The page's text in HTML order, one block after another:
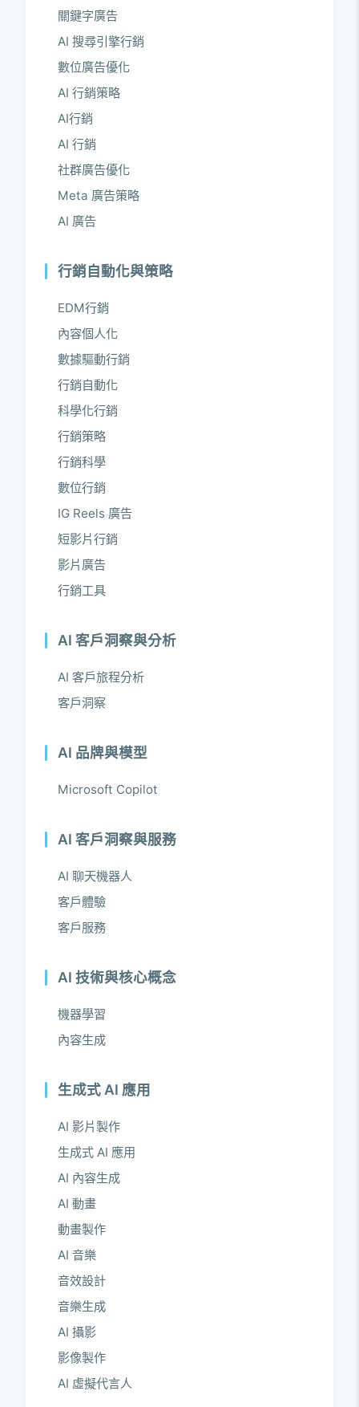
關鍵字廣告
AI 搜尋引擎行銷
數位廣告優化
AI 行銷策略
AI行銷
AI 行銷
社群廣告優化
Meta 廣告策略
AI 廣告
行銷自動化與策略
EDM行銷
內容個人化
數據驅動行銷
行銷自動化
科學化行銷
行銷策略
行銷科學
數位行銷
IG Reels 廣告
短影片行銷
影片廣告
行銷工具
AI 客戶洞察與分析
AI 客戶旅程分析
客戶洞察
AI 品牌與模型
Microsoft Copilot
AI 客戶洞察與服務
AI 聊天機器人
客戶體驗
客戶服務
AI 技術與核心概念
機器學習
內容生成
生成式 AI 應用
AI 影片製作
生成式 AI 應用
AI 內容生成
AI 動畫
動畫製作
AI 音樂
音效設計
音樂生成
AI 攝影
影像製作
AI 虛擬代言人